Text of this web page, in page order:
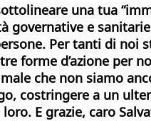
una tua
e
Per tanti di noi
forme d’azione per
che non siamo
costringere a un
E grazie, caro